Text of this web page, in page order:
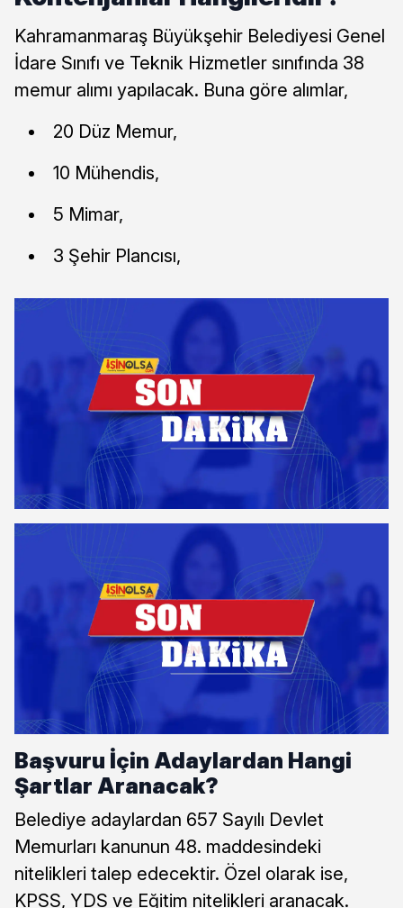
Kahramanmaraş Büyükşehir Belediyesi Genel
İdare Sınıfı ve Teknik Hizmetler sınıfında 38
memur alımı yapılacak. Buna göre alımlar,
20 Düz Memur,
10 Mühendis,
5 Mimar,
3 Şehir Plancısı,
Başvuru İçin Adaylardan Hangi
Şartlar Aranacak?
Belediye adaylardan 657 Sayılı Devlet
Memurları kanunun 48. maddesindeki
nitelikleri talep edecektir. Özel olarak ise,
KPSS, YDS ve Eğitim nitelikleri aranacak.